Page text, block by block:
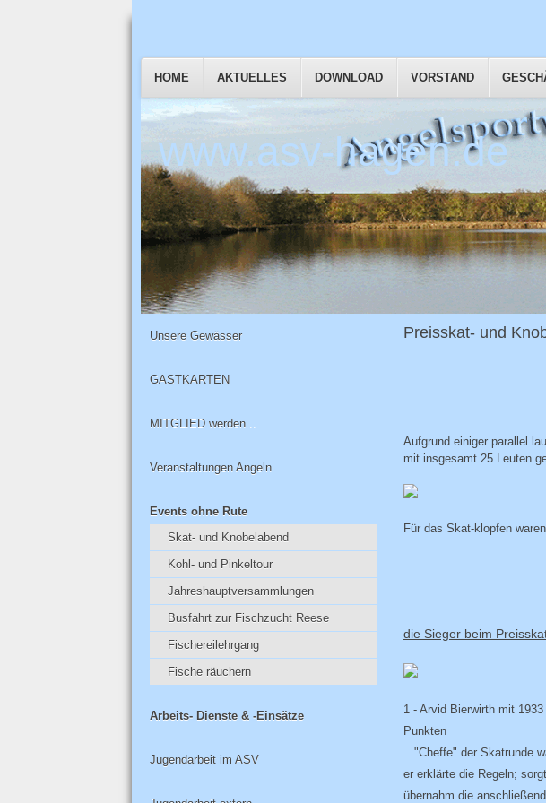
www.asv-hagen.de
HOME AKTUELLES DOWNLOAD VORSTAND
Unsere Gewässer
GASTKARTEN
MITGLIED werden ..
Veranstaltungen Angeln
Events ohne Rute
Skat- und Knobelabend
Kohl- und Pinkeltour
Jahreshauptversammlungen
Busfahrt zur Fischzucht Reese
Fischereilehrgang
Fische räuchern
Arbeits- Dienste & -Einsätze
Jugendarbeit im ASV
Preisskat- und
Aufgrund einiger parallel
mit insgesamt 25 Leuten
Für das Skat-klopfen
die Sieger beim
1 - Arvid Bierwirth mit
Punkten
.. "Cheffe" der Skatrunde
er erklärte die Regeln;
übernahm die